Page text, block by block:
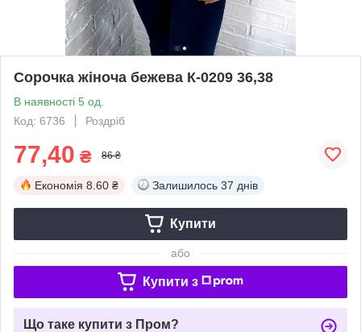
Сорочка жіноча бежева К-0209 36,38
В наявності 5 од.
Код: 6736
Роздріб
77,40 ₴ 86 ₴
Економія 8.60 ₴ Залишилось 37 днів
Купити
або
Купити з
Що таке купити з Пром?